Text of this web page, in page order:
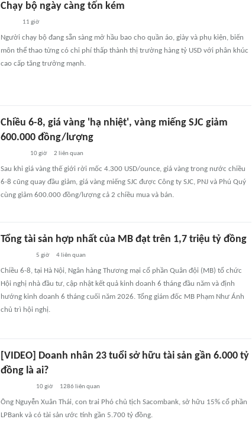
Chạy bộ ngày càng tốn kém
11 giờ
Người chạy bộ đang sẵn sàng mở hầu bao cho quần áo, giày và phụ kiện, biến
môn thể thao từng có chi phí thấp thành thị trường hàng tỷ USD với phân khúc
cao cấp tăng trưởng mạnh.
Chiều 6-8, giá vàng 'hạ nhiệt', vàng miếng SJC giảm
600.000 đồng/lượng
10 giờ 2 liên quan
Sau khi giá vàng thế giới rời mốc 4.300 USD/ounce, giá vàng trong nước chiều
6-8 cũng quay đầu giảm, giá vàng miếng SJC được Công ty SJC, PNJ và Phú Quý
cùng giảm 600.000 đồng/lượng cả 2 chiều mua và bán.
Tổng tài sản hợp nhất của MB đạt trên 1,7 triệu tỷ đồng
5 giờ 4 liên quan
Chiều 6-8, tại Hà Nội, Ngân hàng Thương mại cổ phần Quân đội (MB) tổ chức
Hội nghị nhà đầu tư, cập nhật kết quả kinh doanh 6 tháng đầu năm và định
hướng kinh doanh 6 tháng cuối năm 2026. Tổng giám đốc MB Phạm Như Ánh
chủ trì hội nghị.
[VIDEO] Doanh nhân 23 tuổi sở hữu tài sản gần 6.000 tỷ
đồng là ai?
10 giờ 1286 liên quan
Ông Nguyễn Xuân Thái, con trai Phó chủ tịch Sacombank, sở hữu 15% cổ phần
LPBank và có tài sản ước tính gần 5.700 tỷ đồng.